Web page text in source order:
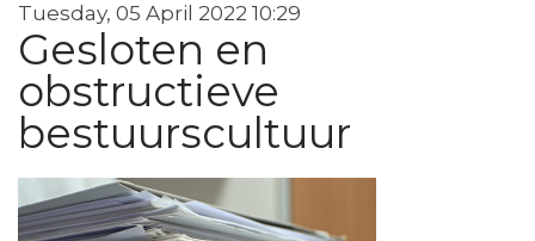
Tuesday, 05 April 2022 10:29
Gesloten en
obstructieve
bestuurscultuur